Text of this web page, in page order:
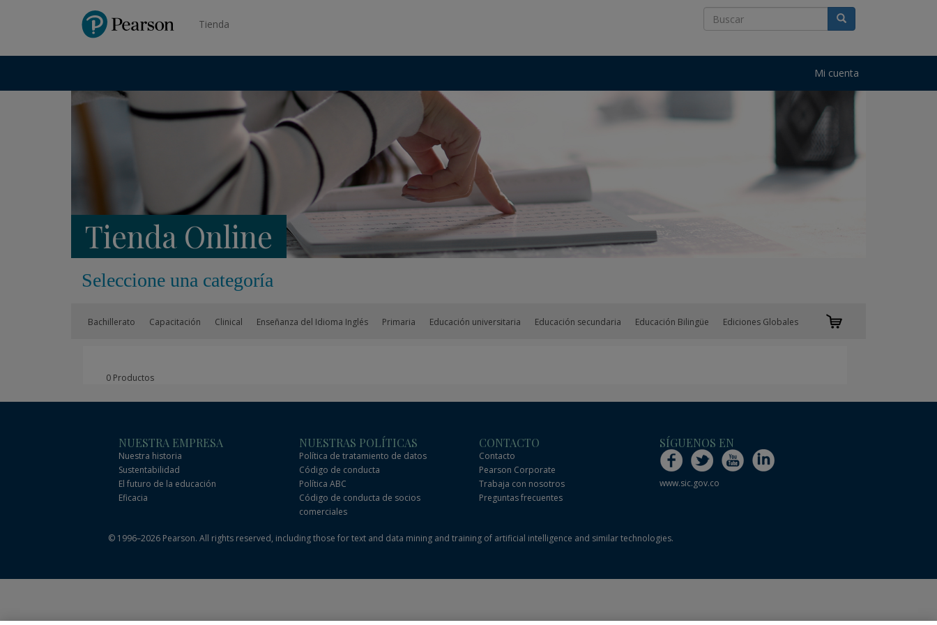
PearsonTienda
Mi cuenta
Tienda Online
Seleccione una categoría
Bachillerato Capacitación Clinical Enseñanza del Idioma Inglés Primaria Educación universitaria Educación secundaria Educación Bilingüe Ediciones Globales
0 Productos
NUESTRA EMPRESA
Nuestra historia
Sustentabilidad
El futuro de la educación
Eficacia
NUESTRAS POLÍTICAS
Política de tratamiento de datos
Código de conducta
Política ABC
Código de conducta de socios
comerciales
CONTACTO
Contacto
Pearson Corporate
Trabaja con nosotros
Preguntas frecuentes
SÍGUENOS EN
www.sic.gov.co
© 1996–2026 Pearson. All rights reserved, including those for text and data mining and training of artificial intelligence and similar technologies.